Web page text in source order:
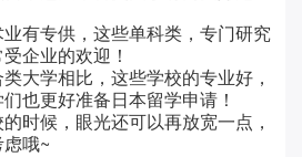
有专供，这些单科类，专门研究
企业的欢迎！
大学相比，这些学校的专业好，
也更好准备日本留学申请！
时候，眼光还可以再放宽一点，
哦~